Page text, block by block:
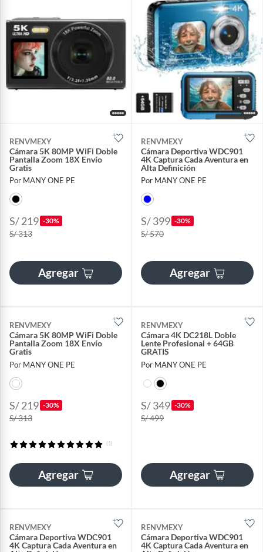
RENVMEXY
Cámara 5K 80MP WiFi Doble
Pantalla Zoom 18X Envío
Gratis
Por MANY ONE PE
S/ 219 -30%
S/ 313
Agregar
RENVMEXY
Cámara Deportiva WDC901
4K Captura Cada Aventura en
Alta Definición
Por MANY ONE PE
S/ 399 -30%
S/ 570
Agregar
RENVMEXY
Cámara 5K 80MP WiFi Doble
Pantalla Zoom 18X Envío
Gratis
Por MANY ONE PE
S/ 219 -30%
S/ 313
(1)
Agregar
RENVMEXY
Cámara 4K DC218L Doble
Lente Profesional + 64GB
GRATIS
Por MANY ONE PE
S/ 349 -30%
S/ 499
Agregar
RENVMEXY
Cámara Deportiva WDC901
4K Captura Cada Aventura en
RENVMEXY
Cámara Deportiva WDC901
4K Captura Cada Aventura en